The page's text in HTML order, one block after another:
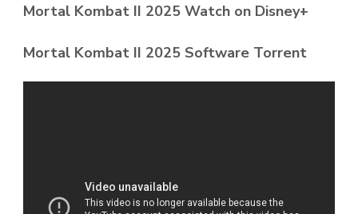
Mortal Kombat II 2025 Watch on Disney+
Mortal Kombat II 2025 Software Torrent